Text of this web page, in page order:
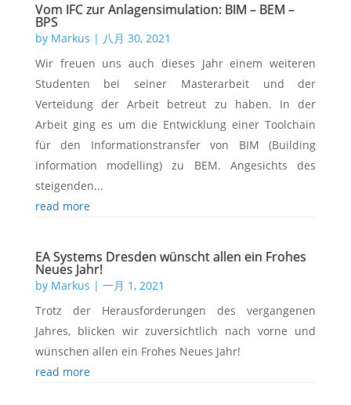
Vom IFC zur Anlagensimulation: BIM – BEM –
BPS
by Markus | 八月 30, 2021
Wir freuen uns auch dieses Jahr einem weiteren
Studenten bei seiner Masterarbeit und der
Verteidung der Arbeit betreut zu haben. In der
Arbeit ging es um die Entwicklung einer Toolchain
für den Informationstransfer von BIM (Building
information modelling) zu BEM. Angesichts des
steigenden...
read more
EA Systems Dresden wünscht allen ein Frohes
Neues Jahr!
by Markus | 一月 1, 2021
Trotz der Herausforderungen des vergangenen
Jahres, blicken wir zuversichtlich nach vorne und
wünschen allen ein Frohes Neues Jahr!
read more